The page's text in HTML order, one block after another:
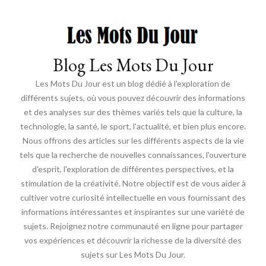
Blog Les Mots Du Jour
Les Mots Du Jour est un blog dédié à l'exploration de
différents sujets, où vous pouvez découvrir des informations
et des analyses sur des thèmes variés tels que la culture, la
technologie, la santé, le sport, l'actualité, et bien plus encore.
Nous offrons des articles sur les différents aspects de la vie
tels que la recherche de nouvelles connaissances, l'ouverture
d'esprit, l'exploration de différentes perspectives, et la
stimulation de la créativité. Notre objectif est de vous aider à
cultiver votre curiosité intellectuelle en vous fournissant des
informations intéressantes et inspirantes sur une variété de
sujets. Rejoignez notre communauté en ligne pour partager
vos expériences et découvrir la richesse de la diversité des
sujets sur Les Mots Du Jour.